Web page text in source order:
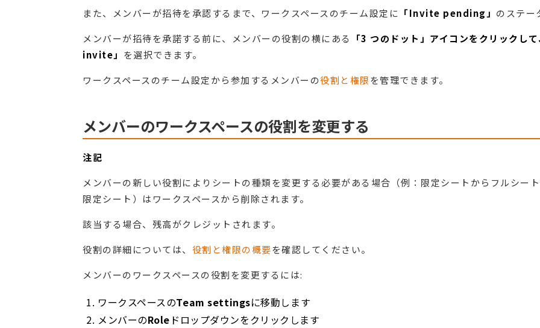
また、メンバーが招待を承認するまで、ワークスペースのチーム設定に 「Invite pending」 のステー
メンバーが招待を承諾する前に、メンバーの役割の横にある
「3 つのドット」アイコンをクリックし
invite」 を選択できます。
ワークスペースのチーム設定から参加するメンバーの役割と権限を管理できます。
メンバーのワークスペースの役割を変更する
注記
メンバーの新しい役割によりシートの種類を変更する必要がある場合（例：限定シートからフルシー
限定シート）はワークスペースから削除されます。
該当する場合、残高がクレジットされます。
役割の詳細については、 役割と権限の概要を確認してください。
メンバーのワークスペースの役割を変更するには:
ワークスペースのTeam settingsに移動します
メンバーのRole ドロップダウンをクリックします